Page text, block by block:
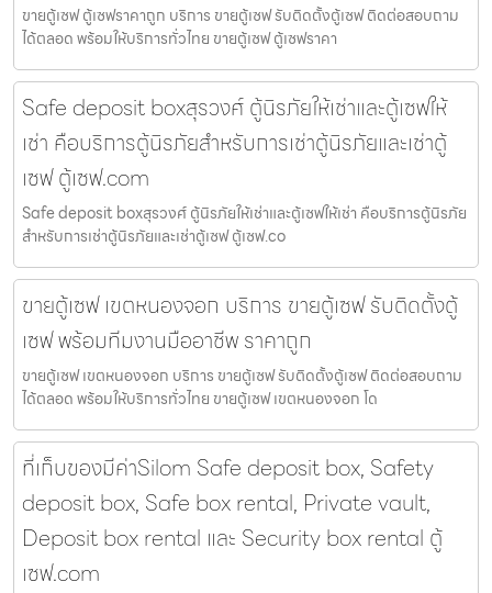
ขายตู้เซฟ ตู้เซฟราคาถูก บริการ ขายตู้เซฟ รับติดตั้งตู้เซฟ ติดต่อสอบถาม
ได้ตลอด พร้อมให้บริการทั่วไทย ขายตู้เซฟ ตู้เซฟราคา
Safe deposit boxสุรวงศ์ ตู้นิรภัยให้เช่าและตู้เซฟให้
เช่า คือบริการตู้นิรภัยสำหรับการเช่าตู้นิรภัยและเช่าตู้
เซฟ ตู้เซฟ.com
Safe deposit boxสุรวงศ์ ตู้นิรภัยให้เช่าและตู้เซฟให้เช่า คือบริการตู้นิรภัย
สำหรับการเช่าตู้นิรภัยและเช่าตู้เซฟ ตู้เซฟ.co
ขายตู้เซฟ เขตหนองจอก บริการ ขายตู้เซฟ รับติดตั้งตู้
เซฟ พร้อมทีมงานมืออาชีพ ราคาถูก
ขายตู้เซฟ เขตหนองจอก บริการ ขายตู้เซฟ รับติดตั้งตู้เซฟ ติดต่อสอบถาม
ได้ตลอด พร้อมให้บริการทั่วไทย ขายตู้เซฟ เขตหนองจอก โด
ที่เก็บของมีค่าSilom Safe deposit box, Safety
deposit box, Safe box rental, Private vault,
Deposit box rental และ Security box rental ตู้
เซฟ.com